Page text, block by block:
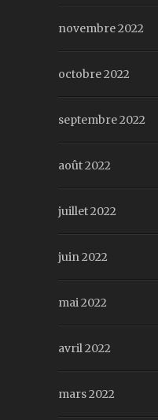
novembre 2022
octobre 2022
septembre 2022
août 2022
juillet 2022
juin 2022
mai 2022
avril 2022
mars 2022